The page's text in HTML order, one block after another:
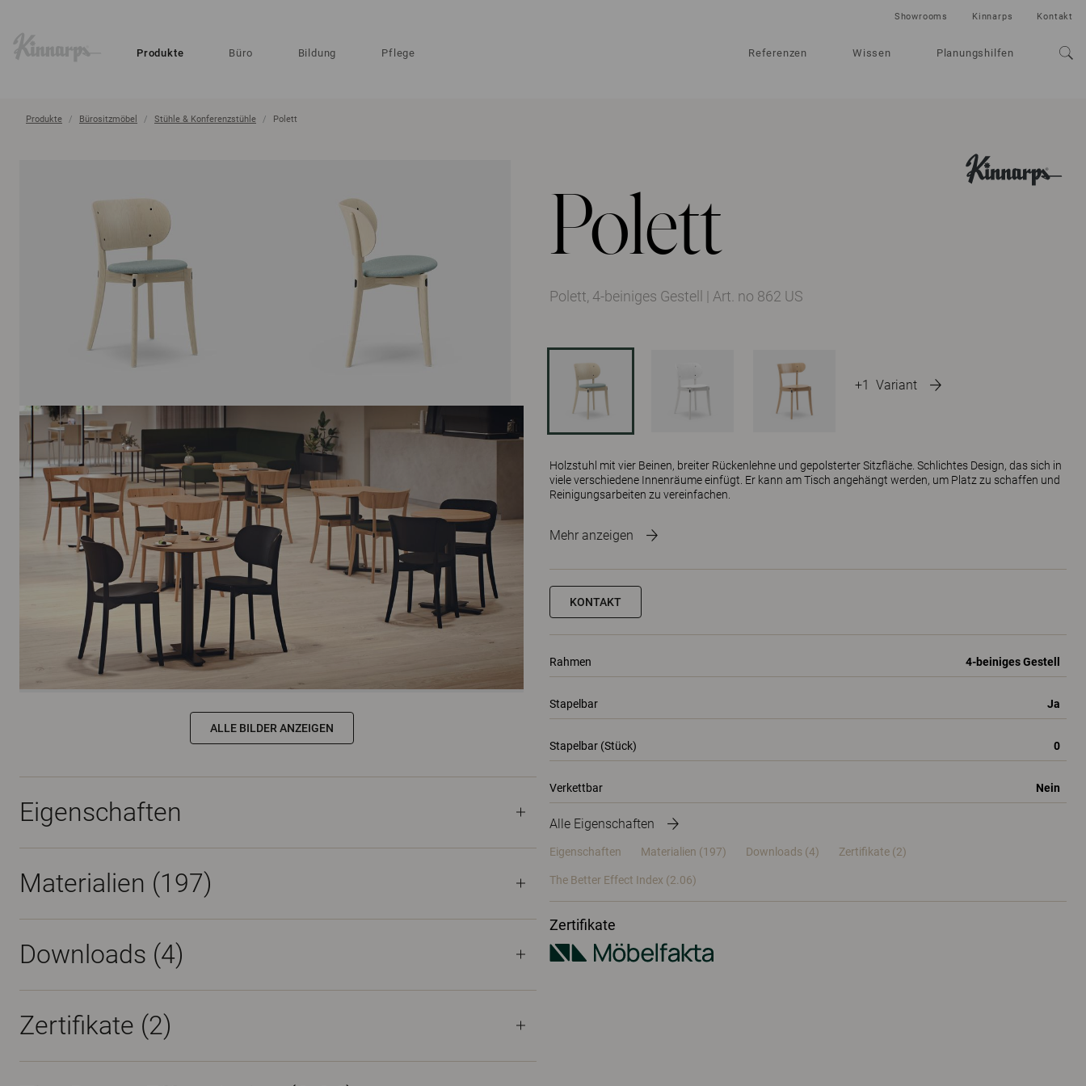
Produkte Büro Bildung Pflege Referenzen Wissen Planungshilfen
Showrooms Kinnarps Kontakt
Produkte Bürositzmöbel Stühle & Konferenzstühle Polett
Polett
+1 Variant
Polett, 4-beiniges Gestell | Art. no 862 US
Holzstuhl mit vier Beinen, breiter Rückenlehne und gepolsterter Sitzfläche. Schlichtes Design, das sich in
viele verschiedene Innenräume einfügt. Er kann am Tisch angehängt werden, um Platz zu schaffen und
Reinigungsarbeiten zu vereinfachen.
Mehr anzeigen
KONTAKT
Rahmen 4-beiniges Gestell
Stapelbar Ja
Stapelbar (Stück) 0
Verkettbar Nein
Alle Eigenschaften
Eigenschaften Materialien (197) Downloads (4) Zertifikate (2)
The Better Effect Index (2.06)
Zertifikate
ALLE BILDER ANZEIGEN
Eigenschaften
Materialien (197)
Downloads (4)
Zertifikate (2)